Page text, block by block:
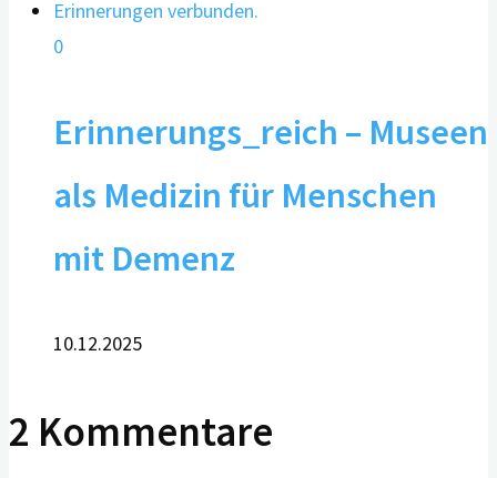
0
Erinnerungs_reich – Museen
als Medizin für Menschen
mit Demenz
10.12.2025
2 Kommentare